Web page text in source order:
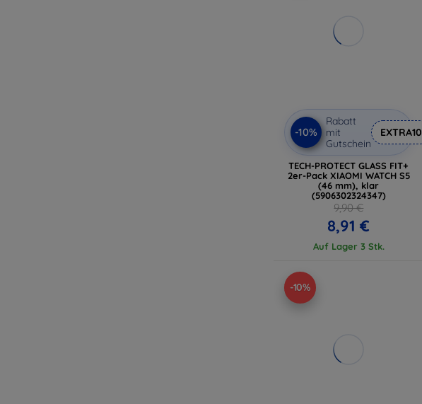
-10%
Rabatt
mit
Gutschein
EXTRA10
TECH-PROTECT GLASS FIT+
2er-Pack XIAOMI WATCH S5
(46 mm), klar
(5906302324347)
9,90 €
8,91 €
Auf Lager 3 Stk.
-10%